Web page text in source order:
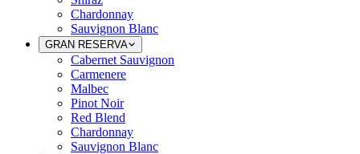
Chardonnay
Sauvignon Blanc
GRAN RESERVA
Cabernet Sauvignon
Carmenere
Malbec
Pinot Noir
Red Blend
Chardonnay
Sauvignon Blanc